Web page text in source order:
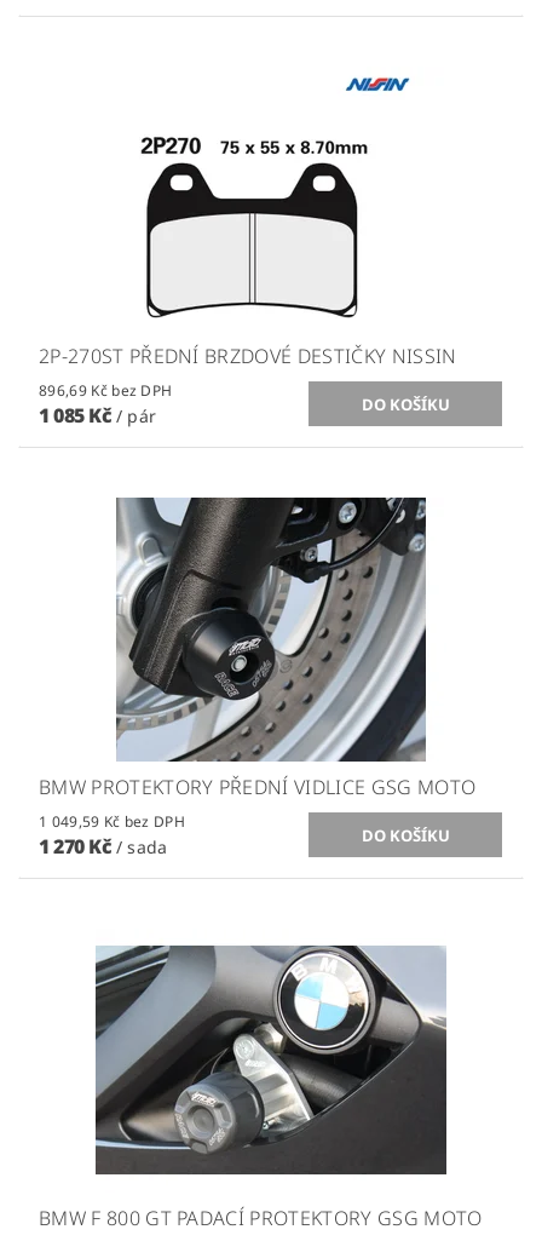
2P-270ST PŘEDNÍ BRZDOVÉ DESTIČKY NISSIN
896,69 Kč bez DPH
1 085 Kč / pár
BMW PROTEKTORY PŘEDNÍ VIDLICE GSG MOTO
1 049,59 Kč bez DPH
1 270 Kč / sada
BMW F 800 GT PADACÍ PROTEKTORY GSG MOTO